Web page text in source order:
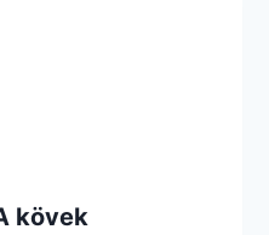
kövek